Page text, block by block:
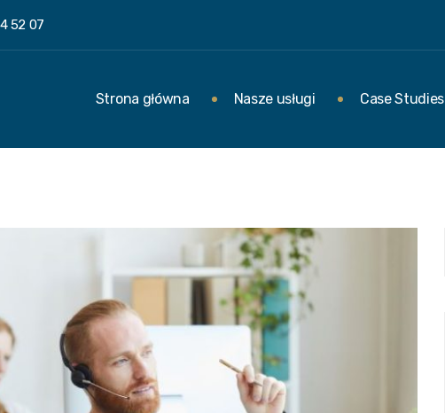
52 07
Strona główna Nasze usługi Case Studies